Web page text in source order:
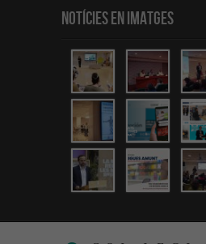
Notícies en Imatges